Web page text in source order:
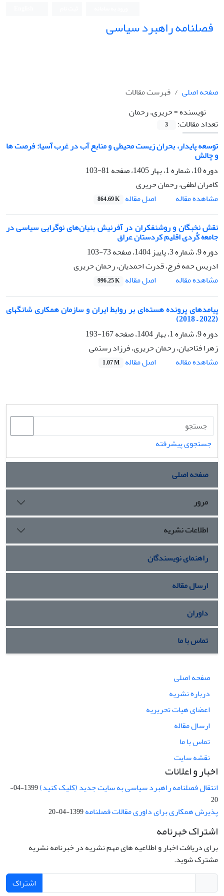
فصلنامه راهبرد سیاسی
صفحه اصلی
فهرست مقالات
نویسنده =حریری، رحمان
تعداد مقالات:
3
توسعه پایدار، بحران زیست محیطی و منابع آب در غرب آسیا: فرصت ها
و چالش
دوره 10، شماره 1، بهار 1405، صفحه
81-103
کامران لطفی، رحمان حریری
مشاهده مقاله
اصل مقاله 864.69 K
نقش نخبگان و روشنفکران در آفرنیش بنیان‌های نوگرایی سیاسی در
جامعە کُردی اقلیم کردستان عراق
دوره 9، شماره 3، پاییز 1404، صفحه
73-103
ادریس حمه فرج، قدرت احمدیان، رحمان حریری
مشاهده مقاله
اصل مقاله 996.25 K
پیامدهای پرونده هسته‌ای بر روابط ایران و سازمان همکاری شانگهای
(2022 – 2018)
دوره 9، شماره 1، بهار 1404، صفحه
167-193
زهرا فتاحیان، رحمان حریری، فرزاد رستمی
مشاهده مقاله
اصل مقاله 1.07 M
جستجوی پیشرفته
صفحه اصلی
مرور
اطلاعات نشریه
راهنمای نویسندگان
ارسال مقاله
داوران
تماس با ما
صفحه اصلی
درباره نشریه
اعضای هیات تحریریه
ارسال مقاله
تماس با ما
نقشه سایت
اخبار و اعلانات
انتقال فصلنامه راهبرد سیاسی به سایت جدید (کلیک کنید)
1399-04-
20
پذیرش همکاری برای داوری مقالات فصلنامه1399-04-20
اشتراک خبرنامه
برای دریافت اخبار و اطلاعیه های مهم نشریه در خبرنامه نشریه
مشترک شوید.
اشتراک